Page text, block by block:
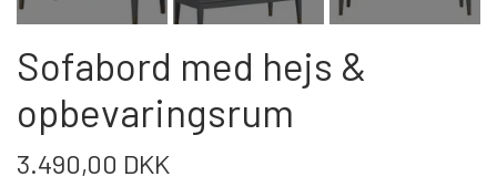
DAYBED/CHAISELONG
ENTRE
BELYSNING
VÆGPANELER
VÆGPANELER
VÆGPANELER
SPEJLE
SPEJLE
PARKERING
Sofabord med hejs &
opbevaringsrum
3.490,00 DKK